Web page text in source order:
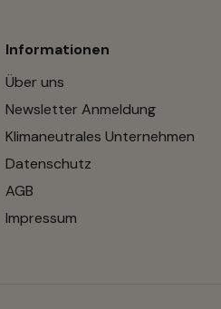
Informationen
Über uns
Newsletter Anmeldung
Klimaneutrales Unternehmen
Datenschutz
AGB
Impressum